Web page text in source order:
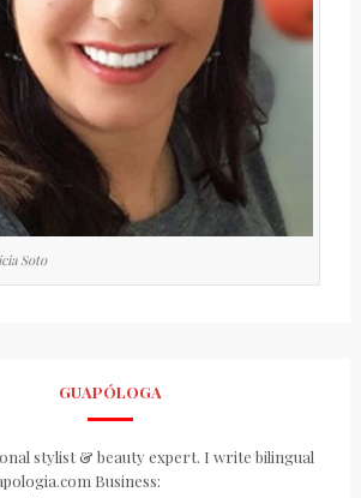
Soto
GUAPÓLOGA
stylist & beauty expert. I write bilingual
Business: